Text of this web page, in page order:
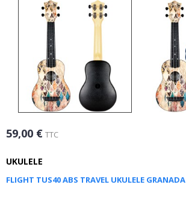
59,00 € TTC
UKULELE
FLIGHT TUS40 ABS TRAVEL UKULELE GRANADA